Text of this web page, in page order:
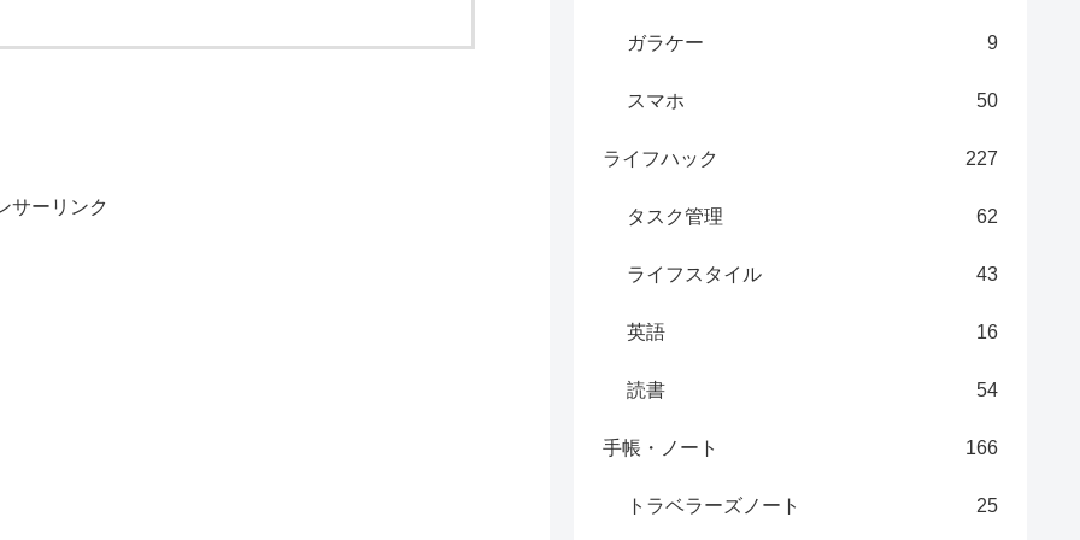
サーリンク
ガラケー 9
スマホ 50
ライフハック 227
タスク管理 62
ライフスタイル 43
英語 16
読書 54
手帳・ノート 166
トラベラーズノート 25